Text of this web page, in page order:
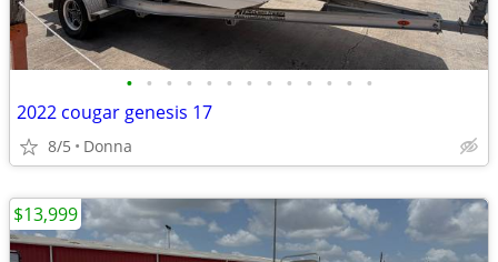
• • • • • • • • • • • • •
2022 cougar genesis 17
8/5 Donna
$13,999